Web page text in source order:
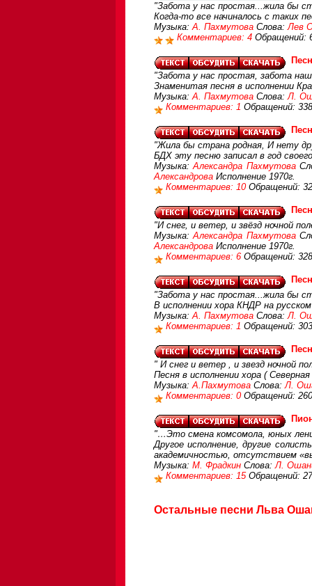
"Забота у нас простая...жила бы
Когда-то все начиналось с таких
Музыка:А. Пахмутова Слова:Лев
Комментариев: 4 Обращений:
"Забота у нас простая, забота
Знаменитая песня в исполнении
Музыка:А. Пахмутова Слова:Л.
Комментариев: 1 Обращений:
"Жила бы страна родная, И нету
БДХ эту песню записал в год
Музыка:Александра Пахмутова
Александрова Исполнение 1970г.
Комментариев: 10 Обращений:
"И снег, и ветер, и звёзд ночной
Музыка:Александра Пахмутова
Александрова Исполнение 1970г.
Комментариев: 6 Обращений:
"Забота у нас простая...жила бы
В исполнении хора КНДР на
Музыка:А. Пахмутова Слова:Л.
Комментариев: 1 Обращений:
" И снег и ветер , и звезд ночной
Песня в исполнении хора (
Музыка:А.Пахмутова Слова:Л.
Комментариев: 0 Обращений:
"…Это смена комсомола, юных
Другое исполнение, другие
академичностью, отсутствием
Музыка: М. Фрадкин Слова:Л.
Комментариев: 15 Обращений:
Остальные песни Льва